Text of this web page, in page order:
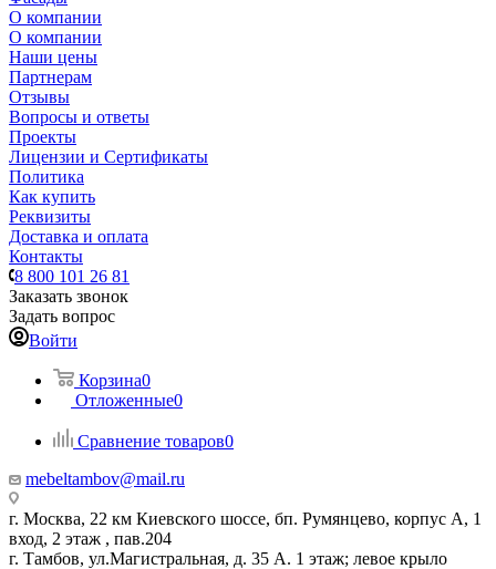
О компании
О компании
Наши цены
Партнерам
Отзывы
Вопросы и ответы
Проекты
Лицензии и Сертификаты
Политика
Как купить
Реквизиты
Доставка и оплата
Контакты
8 800 101 26 81
Заказать звонок
Задать вопрос
Войти
Корзина0
Отложенные0
Сравнение товаров0
mebeltambov@mail.ru
г. Москва, 22 км Киевского шоссе, бп. Румянцево, корпус А, 1
вход, 2 этаж , пав.204
г. Тамбов, ул.Магистральная, д. 35 А. 1 этаж; левое крыло